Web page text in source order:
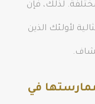
لذلك، فإن
لأولئك الذين
في